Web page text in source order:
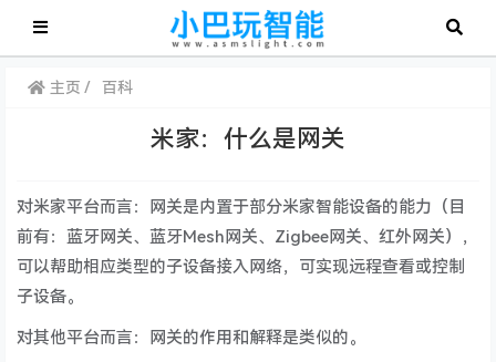
主页 百科
米家：什么是网关
对米家平台而言：网关是内置于部分米家智能设备的能力（目
前有：蓝牙网关、蓝牙Mesh网关、Zigbee网关、红外网关），
可以帮助相应类型的子设备接入网络，可实现远程查看或控制
子设备。
对其他平台而言：网关的作用和解释是类似的。